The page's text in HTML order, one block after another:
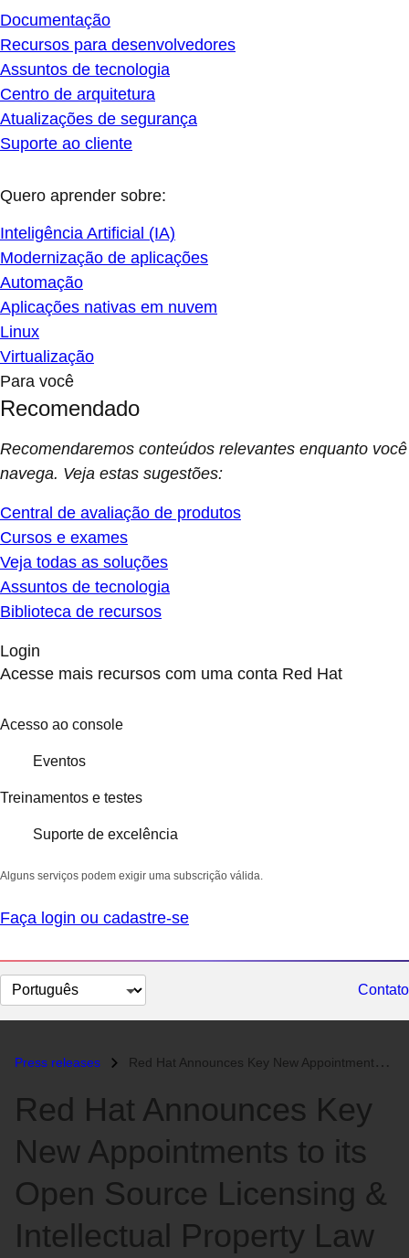
Documentação
Recursos para desenvolvedores
Assuntos de tecnologia
Centro de arquitetura
Atualizações de segurança
Suporte ao cliente
Quero aprender sobre:
Inteligência Artificial (IA)
Modernização de aplicações
Automação
Aplicações nativas em nuvem
Linux
Virtualização
Para você
Recomendado
Recomendaremos conteúdos relevantes enquanto você
navega. Veja estas sugestões:
Central de avaliação de produtos
Cursos e exames
Veja todas as soluções
Assuntos de tecnologia
Biblioteca de recursos
Login
Acesse mais recursos com uma conta Red Hat
Acesso ao console
Eventos
Treinamentos e testes
Suporte de excelência
Alguns serviços podem exigir uma subscrição válida.
Faça login ou cadastre-se
Selecionar
idioma
Contato
Press releases Red Hat Announces Key New Appointments to its Open Source Licensing &a...
Red Hat Announces Key
New Appointments to its
Open Source Licensing &
Intellectual Property Law